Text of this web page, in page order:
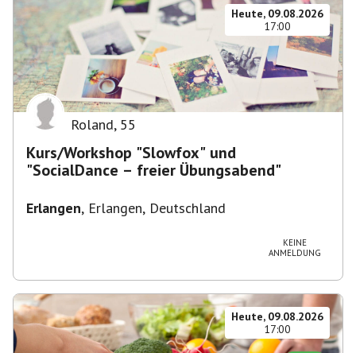
Heute, 09.08.2026
17:00
Roland, 55
Kurs/Workshop "Slowfox" und
"SocialDance – freier Übungsabend"
Erlangen, Erlangen, Deutschland
KEINE
ANMELDUNG
Heute, 09.08.2026
17:00